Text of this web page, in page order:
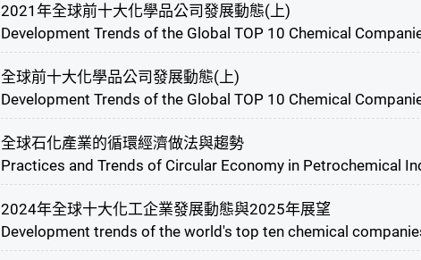
2021年全球前十大化學品公司發展動態(上)
Development Trends of the Global TOP 10 Chemical
全球前十大化學品公司發展動態(上)
Development Trends of the Global TOP 10 Chemical
全球石化產業的循環經濟做法與趨勢
Practices and Trends of Circular Economy in Petrochemical
2024年全球十大化工企業發展動態與2025年展望
Development trends of the world's top ten chemical